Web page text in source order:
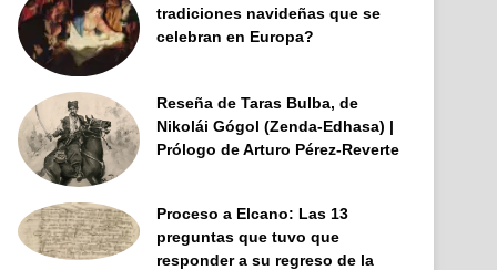
tradiciones navideñas que se
celebran en Europa?
Reseña de Taras Bulba, de
Nikolái Gógol (Zenda-Edhasa) |
Prólogo de Arturo Pérez-Reverte
Proceso a Elcano: Las 13
preguntas que tuvo que
responder a su regreso de la